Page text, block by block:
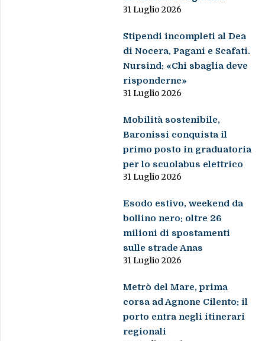
31 Luglio 2026
Stipendi incompleti al Dea
di Nocera, Pagani e Scafati.
Nursind: «Chi sbaglia deve
risponderne»
31 Luglio 2026
Mobilità sostenibile,
Baronissi conquista il
primo posto in graduatoria
per lo scuolabus elettrico
31 Luglio 2026
Esodo estivo, weekend da
bollino nero: oltre 26
milioni di spostamenti
sulle strade Anas
31 Luglio 2026
Metrò del Mare, prima
corsa ad Agnone Cilento: il
porto entra negli itinerari
regionali